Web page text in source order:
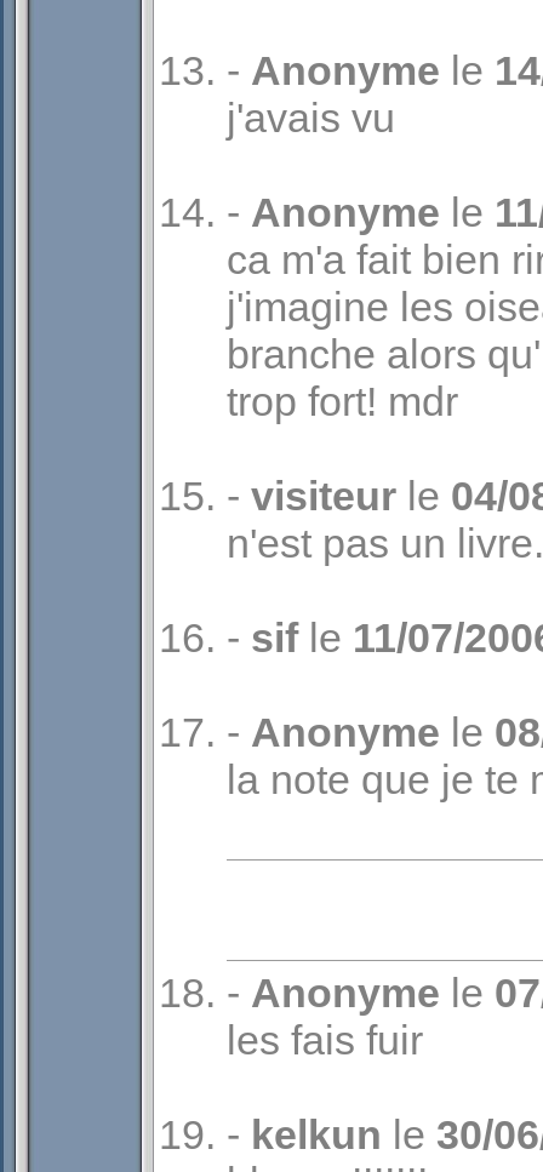
- Anonyme le
j'avais vu
- Anonyme le
ca m'a fait bien
j'imagine les
branche alors
trop fort! mdr
- visiteur le 04/
n'est pas un
- sifle 11/07/
- Anonyme le
la note que je te
- Anonyme le
les fais fuir
- kelkun le 30/